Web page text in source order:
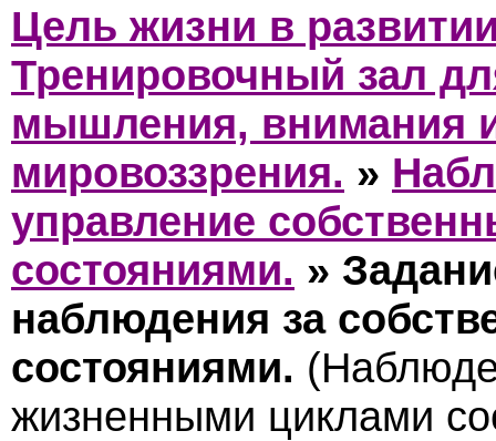
Цель жизни в
Тренировочный зал
мышления, внимания
мировоззрения. »
управление
состояниями. »
наблюдения за
состояниями.
жизненными циклами